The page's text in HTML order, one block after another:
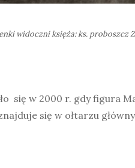
widoczni księża: ks. proboszcz
się w 2000 r. gdy figura
się w ołtarzu